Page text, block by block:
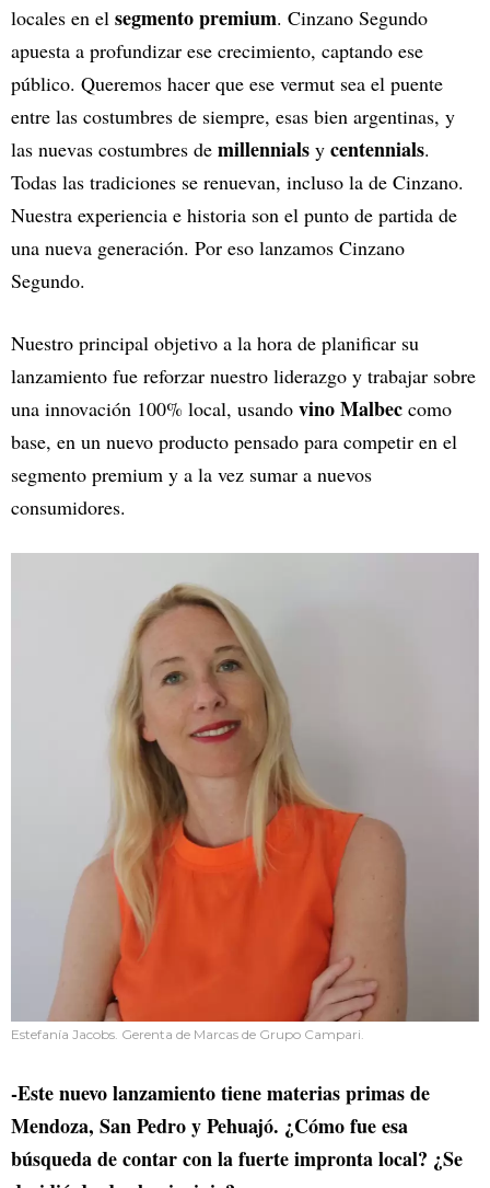
locales en el segmento premium. Cinzano Segundo
apuesta a profundizar ese crecimiento, captando ese
público. Queremos hacer que ese vermut sea el puente
entre las costumbres de siempre, esas bien argentinas, y
las nuevas costumbres de millennials y centennials.
Todas las tradiciones se renuevan, incluso la de Cinzano.
Nuestra experiencia e historia son el punto de partida de
una nueva generación. Por eso lanzamos Cinzano
Segundo.
Nuestro principal objetivo a la hora de planificar su
lanzamiento fue reforzar nuestro liderazgo y trabajar sobre
una innovación 100% local, usando vino Malbec como
base, en un nuevo producto pensado para competir en el
segmento premium y a la vez sumar a nuevos
consumidores.
Estefanía Jacobs. Gerenta de Marcas de Grupo Campari.
-Este nuevo lanzamiento tiene materias primas de
Mendoza, San Pedro y Pehuajó. ¿Cómo fue esa
búsqueda de contar con la fuerte impronta local? ¿Se